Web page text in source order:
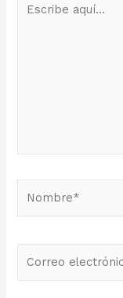
aquí...
electrónico*